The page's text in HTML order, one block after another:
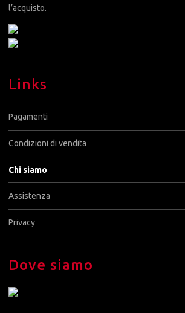
l’acquisto.
Links
Pagamenti
Condizioni di vendita
Chi siamo
Assistenza
Privacy
Dove siamo